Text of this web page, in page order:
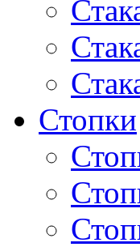
Стопки